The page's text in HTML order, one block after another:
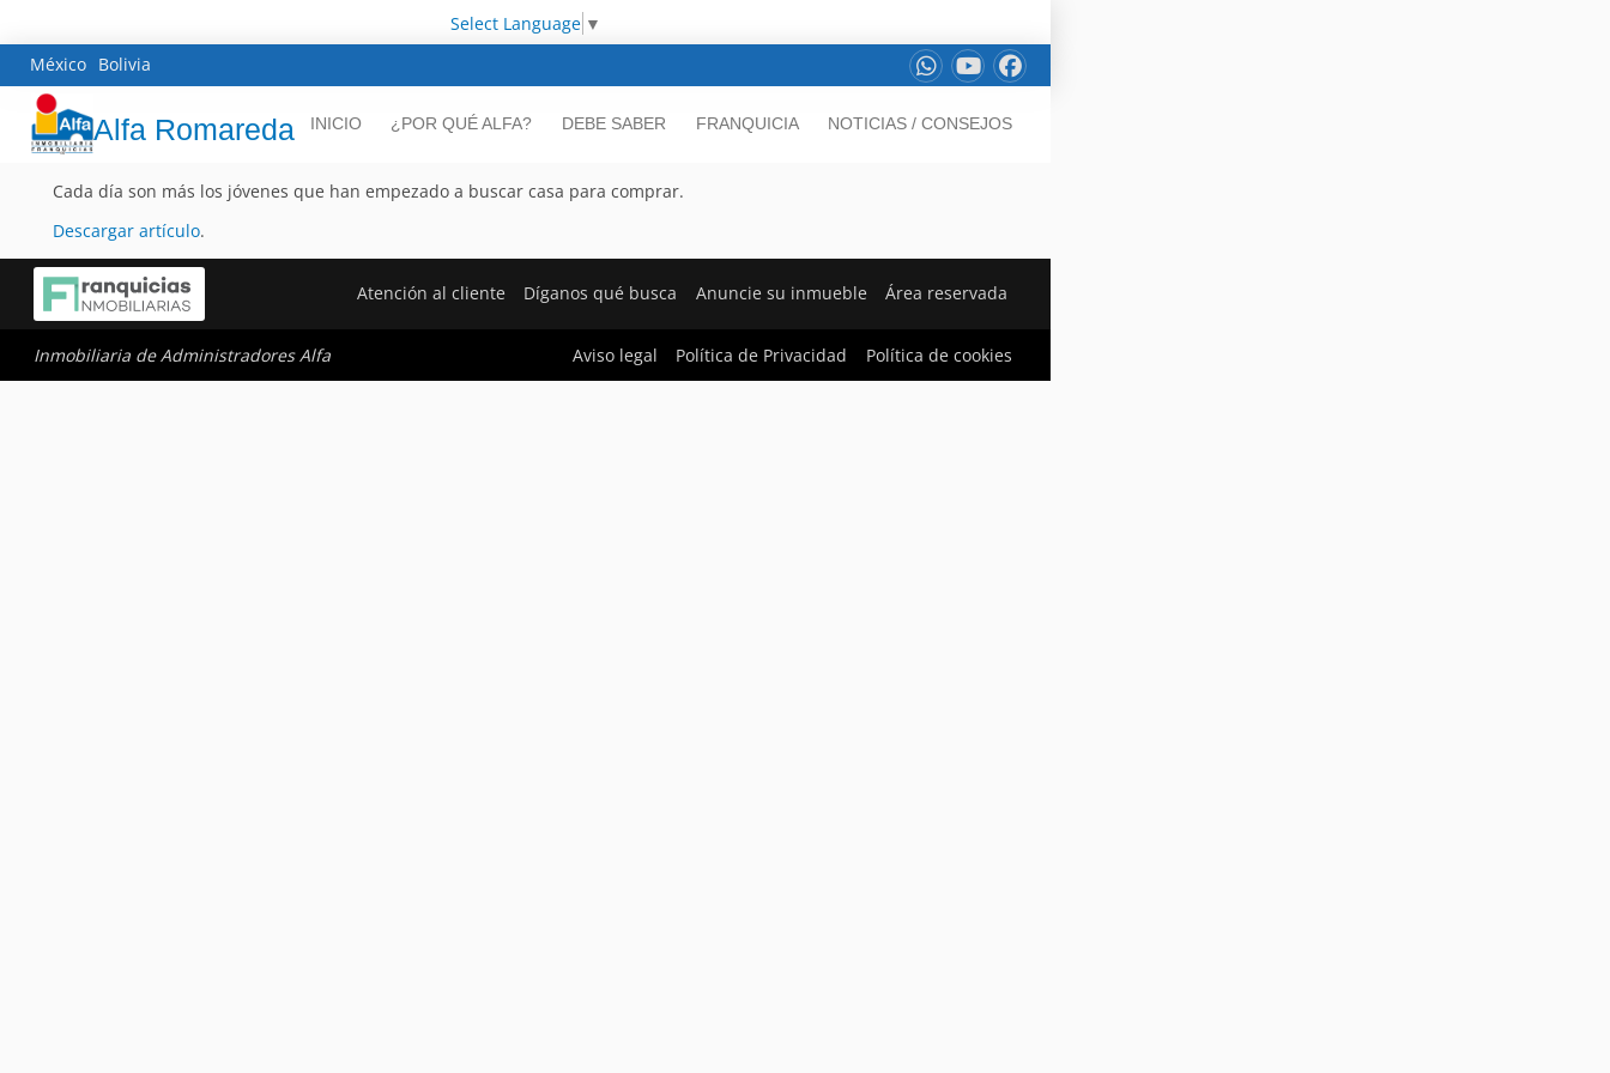
Select Language ▼
México Bolivia
Alfa Romareda INICIO ¿POR QUÉ ALFA? DEBE SABER FRANQUICIA NOTICIAS / CONSEJOS
Cada día son más los jóvenes que han empezado a buscar casa para comprar.
Descargar artículo.
Atención al cliente Díganos qué busca Anuncie su inmueble Área reservada
Inmobiliaria de Administradores Alfa Aviso legal Política de Privacidad Política de cookies